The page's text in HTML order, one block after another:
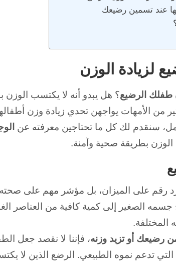
عند تسمين رضيعك
لزيادة الوزن
طفلك الرضيع؟ هل يبدو أنه لا يكتسب الوزن
من الأمهات يواجهن تحدي زيادة وزن
سنقدم لك كل ما تحتاجين معرفته عن
بطريقة صحية وآمنة.
رقم على الميزان، بل مؤشر مهم على صحته
الصغير إلى كمية كافية من العناصر
المختلفة.
رضيعك أو تزيد وزنه، فإننا لا نقصد جعل
تدعم نموه الطبيعي.
الرضع الذين لا